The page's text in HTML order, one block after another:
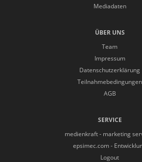
Mediadaten
ÜBER UNS
Team
Impressum
Datenschutzerklärung
Teilnahmebedingungen
AGB
SERVICE
medienkraft - marketing
epsimec.com -
Logout